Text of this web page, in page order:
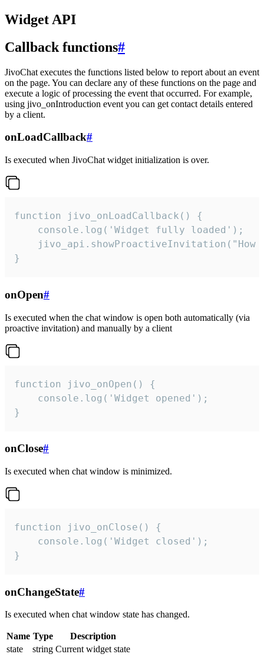
Widget API
Callback functions#
JivoChat executes the functions listed below to report about an event
on the page. You can declare any of these functions on the page and
execute a logic of processing the event that occurred. For example,
using jivo_onIntroduction event you can get contact details entered
by a client.
onLoadCallback#
Is executed when JivoChat widget initialization is over.
function jivo_onLoadCallback() {
    console.log('Widget fully loaded');
jivo_api.showProactiveInvitation("How
}
onOpen#
Is executed when the chat window is open both automatically (via
proactive invitation) and manually by a client
function jivo_onOpen() {
    console.log('Widget opened');
}
onClose#
Is executed when chat window is minimized.
function jivo_onClose() {
    console.log('Widget closed');
}
onChangeState#
Is executed when chat window state has changed.
Name Type
Description
state
string Current widget state